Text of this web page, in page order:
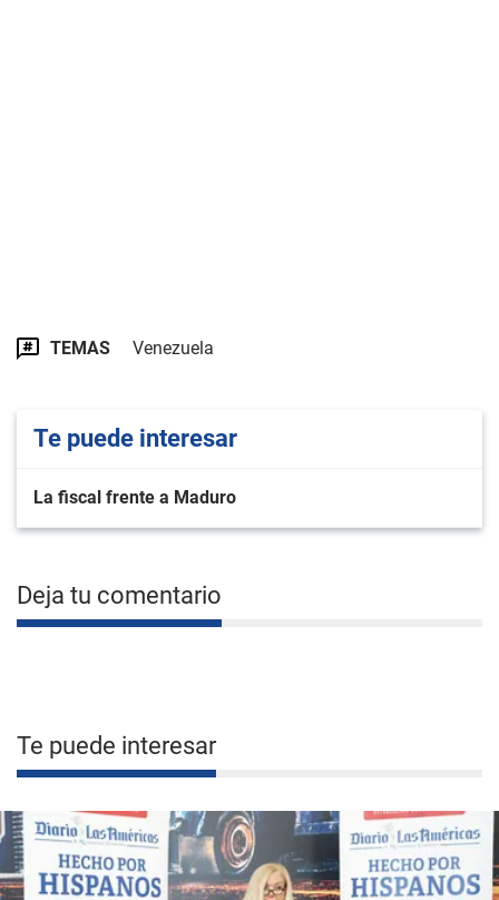
TEMAS Venezuela
Te puede interesar
La fiscal frente a Maduro
Deja tu comentario
Te puede interesar